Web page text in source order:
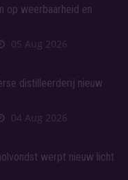
op weerbaarheid en
05 Aug 2026
distilleerderij nieuw
04 Aug 2026
werpt nieuw licht